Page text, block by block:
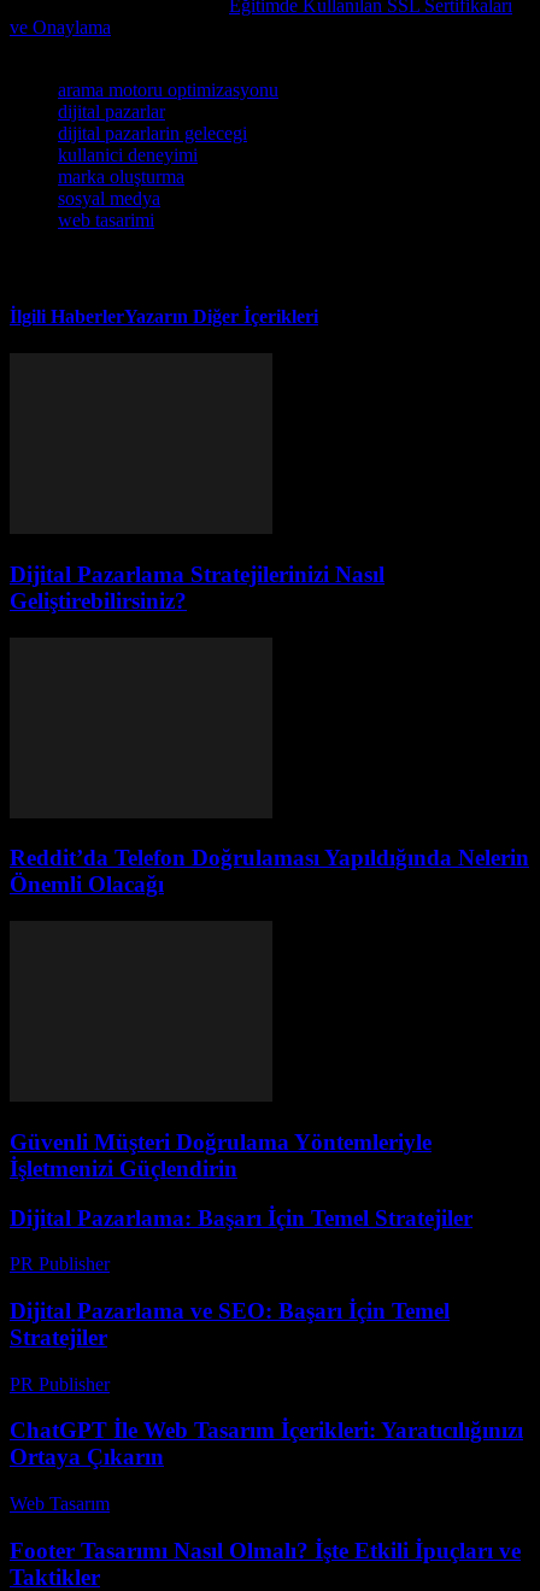
Eğitimde Kullanılan SSL Sertifikaları
ve Onaylama
arama motoru optimizasyonu
dijital pazarlar
dijital pazarlarin gelecegi
kullanici deneyimi
marka oluşturma
sosyal medya
web tasarimi
İlgili HaberlerYazarın Diğer İçerikleri
Dijital Pazarlama Stratejilerinizi Nasıl
Geliştirebilirsiniz?
Reddit’da Telefon Doğrulaması Yapıldığında Nelerin
Önemli Olacağı
Güvenli Müşteri Doğrulama Yöntemleriyle
İşletmenizi Güçlendirin
Dijital Pazarlama: Başarı İçin Temel Stratejiler
PR Publisher-
Dijital Pazarlama ve SEO: Başarı İçin Temel
Stratejiler
PR Publisher-
ChatGPT İle Web Tasarım İçerikleri: Yaratıcılığınızı
Ortaya Çıkarın
Web Tasarım
Footer Tasarımı Nasıl Olmalı? İşte Etkili İpuçları ve
Taktikler